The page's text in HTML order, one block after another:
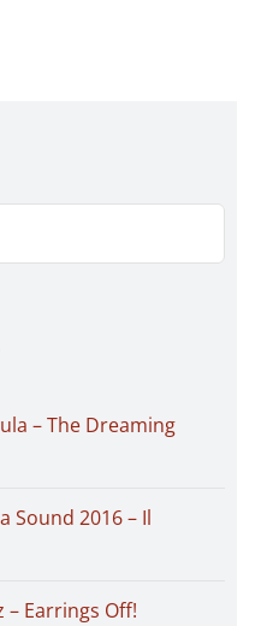
– The Dreaming
Sound 2016 – Il
– Earrings Off!